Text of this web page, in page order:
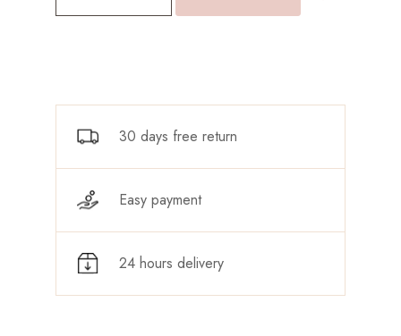
€10.00
cantidad
30 days free return
Easy payment
24 hours delivery